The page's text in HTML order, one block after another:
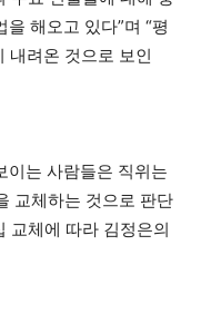
해오고 있다”며 “평
내려온 것으로 보인
이는 사람들은 직위는
교체하는 것으로 판단
교체에 따라 김정은의